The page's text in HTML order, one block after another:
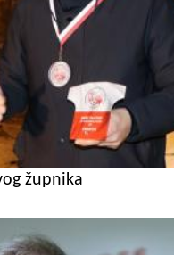
župnika